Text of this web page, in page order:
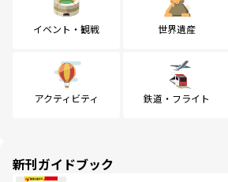
イベント・観戦 世界遺産
アクティビティ 鉄道・フライト
新刊ガイドブック